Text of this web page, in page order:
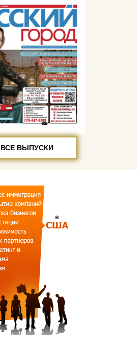
ВСЕ ВЫПУСКИ